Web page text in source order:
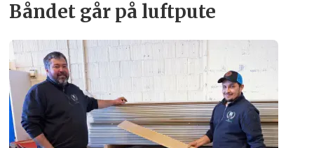
Båndet går på luftpute